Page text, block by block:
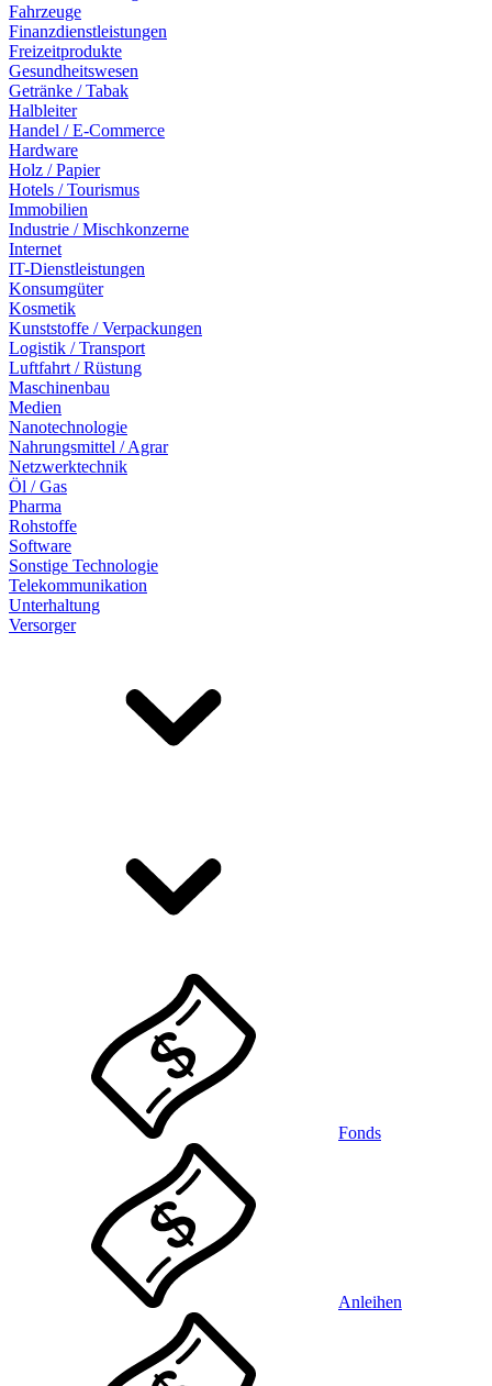
Fahrzeuge
Finanzdienstleistungen
Freizeitprodukte
Gesundheitswesen
Getränke / Tabak
Halbleiter
Handel / E-Commerce
Hardware
Holz / Papier
Hotels / Tourismus
Immobilien
Industrie / Mischkonzerne
Internet
IT-Dienstleistungen
Konsumgüter
Kosmetik
Kunststoffe / Verpackungen
Logistik / Transport
Luftfahrt / Rüstung
Maschinenbau
Medien
Nanotechnologie
Nahrungsmittel / Agrar
Netzwerktechnik
Öl / Gas
Pharma
Rohstoffe
Software
Sonstige Technologie
Telekommunikation
Unterhaltung
Versorger
Fonds
Anleihen